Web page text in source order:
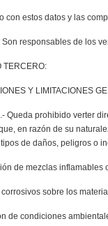
con estos datos y las
Son responsables de los
TERCERO:
Y LIMITACIONES
Queda prohibido verter
en razón de su
de daños, peligros o
de mezclas inflamables
corrosivos sobre los
de condiciones